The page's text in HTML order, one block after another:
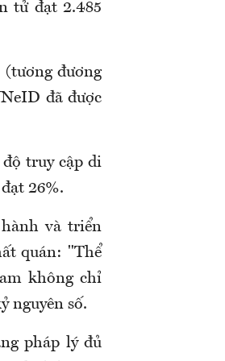
tử đạt 2.485
(tương đương
đã được
truy cập di
26%.
và triển
quán: "Thể
không chỉ
nguyên số.
pháp lý đủ